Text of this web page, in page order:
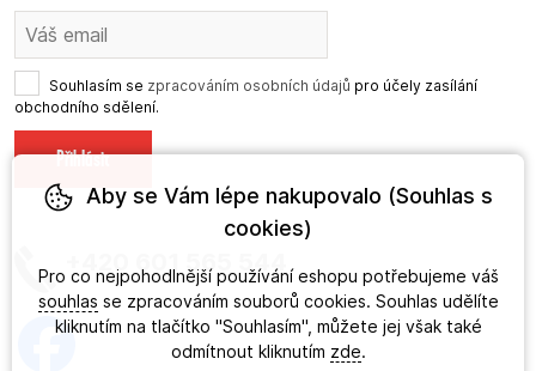
Souhlasím se zpracováním osobních údajů pro účely zasílání
obchodního sdělení.
+420 601 565 544
Aby se Vám lépe nakupovalo (Souhlas s
cookies)
Pro co nejpohodlnější používání eshopu potřebujeme váš
souhlas se zpracováním souborů cookies. Souhlas udělíte
kliknutím na tlačítko "Souhlasím", můžete jej však také
odmítnout kliknutím zde.